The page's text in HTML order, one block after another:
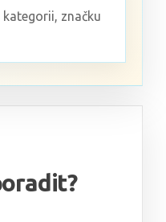
značku